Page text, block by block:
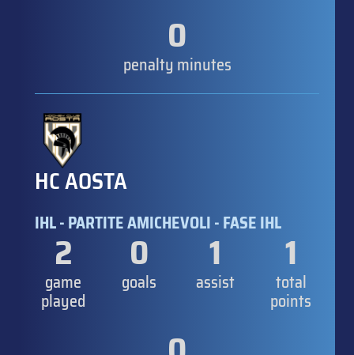
0
penalty minutes
HC AOSTA
IHL - PARTITE AMICHEVOLI - FASE IHL
2
game
played
0
goals
1
assist
1
total
points